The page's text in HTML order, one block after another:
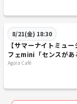
8/21(金) 18:30
【サマーナイトミュ
フェmini「センスがあ
ことか？」@ 東京都庭
Agora Café